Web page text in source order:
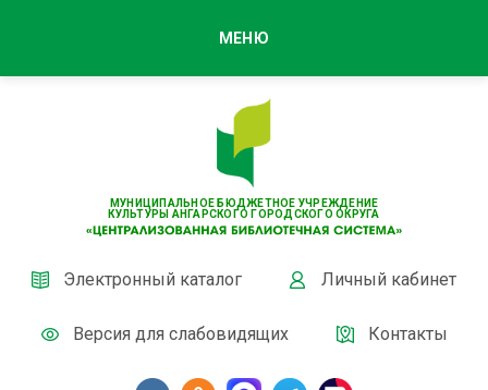
МУНИЦИПАЛЬНОЕ БЮДЖЕТНОЕ УЧРЕЖДЕНИЕ
КУЛЬТУРЫ АНГАРСКОГО ГОРОДСКОГО ОКРУГА
Электронный каталог Личный кабинет
Версия для слабовидящих Контакты
МЕНЮ